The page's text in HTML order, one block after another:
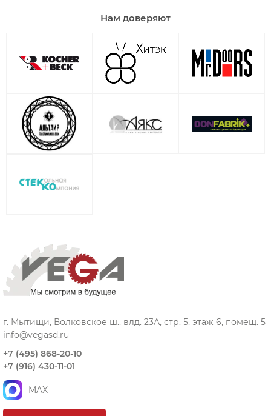
Нам доверяют
г. Мытищи, Волковское ш., влд. 23А, стр. 5, этаж 6, помещ. 5
info@vegasd.ru
+7 (495) 868-20-10
+7 (916) 430-11-01
MAX